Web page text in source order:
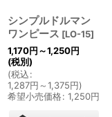
シンプルドルマン
ワンピース [LO-15]
1,170円～1,250円
(税別)
(税込:
1,287円 ～1,375円)
希望小売価格: 1,250円